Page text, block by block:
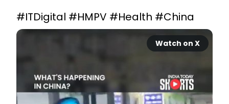
#ITDigital #HMPV #Health #China
Watch on X